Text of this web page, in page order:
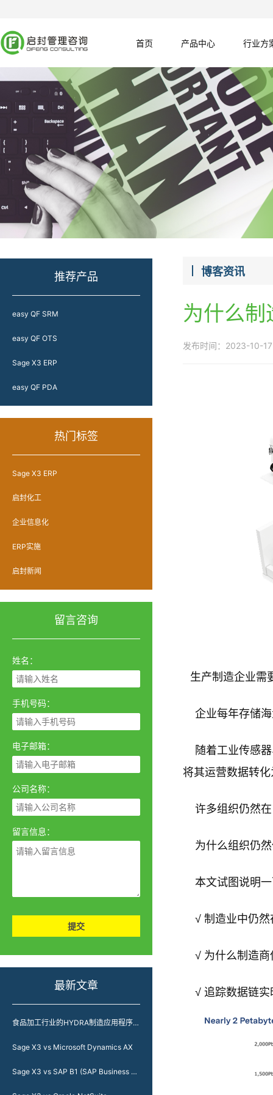
首页 产品中心 行业方
推荐产品
easy QF SRM
easy QF OTS
Sage X3 ERP
easy QF PDA
热门标签
Sage X3 ERP
启封化工
企业信息化
ERP实施
启封新闻
留言咨询
姓名：
手机号码：
电子邮箱：
公司名称：
留言信息：
提交
最新文章
食品加工行业的HYDRA制造应用程序-以负责任的态度加工食品
Sage X3 vs Microsoft Dynamics AX
Sage X3 vs SAP B1 (SAP Business One)
博客资讯
为什么
发布时间：2023-10-
生产制造企业需
企业每年存储
随着工业传感器
将其运营数据转
许多组织仍然在
为什么组织仍然
本文试图说明一
√ 制造业中仍
√ 为什么制造商
√ 追踪数据链